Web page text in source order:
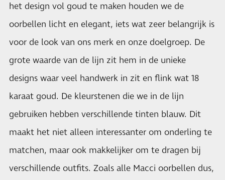
het design vol goud te maken houden we de
oorbellen licht en elegant, iets wat zeer belangrijk is
voor de look van ons merk en onze doelgroep. De
grote waarde van de lijn zit hem in de unieke
designs waar veel handwerk in zit en flink wat 18
karaat goud. De kleurstenen die we in de lijn
gebruiken hebben verschillende tinten blauw. Dit
maakt het niet alleen interessanter om onderling te
matchen, maar ook makkelijker om te dragen bij
verschillende outfits. Zoals alle Macci oorbellen dus,